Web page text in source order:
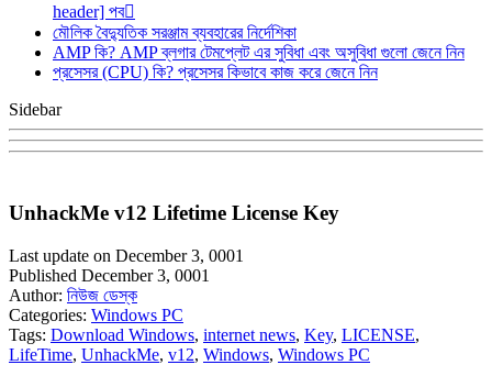
header] পব
মৌলিক বৈদ্যুতিক সরঞ্জাম ব্যবহারের নির্দেশিকা
AMP কি? AMP ব্লগার টেমপ্লেট এর সুবিধা এবং অসুবিধা গুলো জেনে নিন
প্রসেসর (CPU) কি? প্রসেসর কিভাবে কাজ করে জেনে নিন
Sidebar
UnhackMe v12 Lifetime License Key
Last update on December 3, 0001
Published December 3, 0001
Author: নিউজ ডেস্ক
Categories: Windows PC
Tags: Download Windows, internet news, Key, LICENSE,
LifeTime, UnhackMe, v12, Windows, Windows PC